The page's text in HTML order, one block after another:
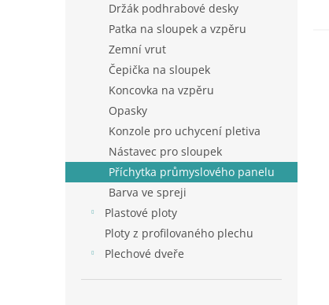
Držák podhrabové desky
Patka na sloupek a vzpěru
Zemní vrut
Čepička na sloupek
Koncovka na vzpěru
Opasky
Konzole pro uchycení pletiva
Nástavec pro sloupek
Příchytka průmyslového panelu
Barva ve spreji
Plastové ploty
Ploty z profilovaného plechu
Plechové dveře